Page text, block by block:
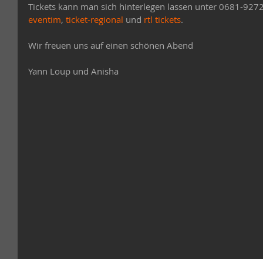
Tickets kann man sich hinterlegen lassen unter 0681-
eventim, ticket-regional und rtl tickets.
Wir freuen uns auf einen schönen Abend
Yann Loup und Anisha